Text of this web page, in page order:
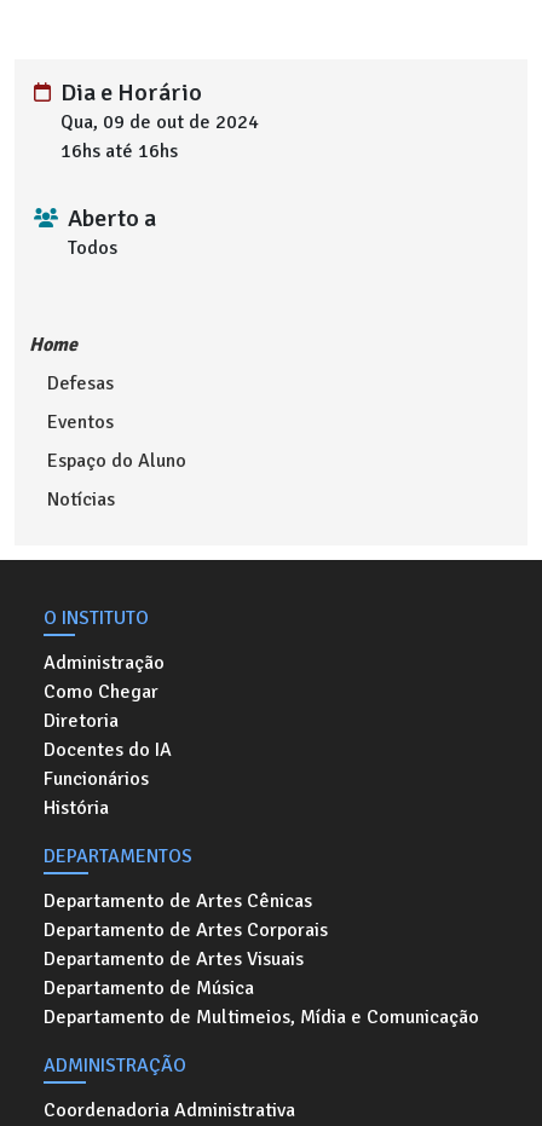
Dia e Horário
Qua, 09 de out de 2024
16hs até 16hs
Aberto a
Todos
Home
Defesas
Eventos
Espaço do Aluno
Notícias
O INSTITUTO
Administração
Como Chegar
Diretoria
Docentes do IA
Funcionários
História
DEPARTAMENTOS
Departamento de Artes Cênicas
Departamento de Artes Corporais
Departamento de Artes Visuais
Departamento de Música
Departamento de Multimeios, Mídia e Comunicação
ADMINISTRAÇÃO
Coordenadoria Administrativa